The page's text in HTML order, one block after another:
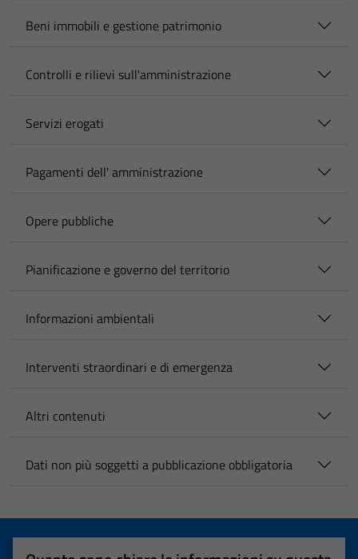
Beni immobili e gestione patrimonio
Controlli e rilievi sull'amministrazione
Servizi erogati
Pagamenti dell' amministrazione
Opere pubbliche
Pianificazione e governo del territorio
Informazioni ambientali
Interventi straordinari e di emergenza
Altri contenuti
Dati non più soggetti a pubblicazione obbligatoria